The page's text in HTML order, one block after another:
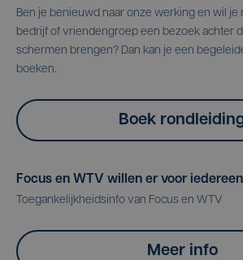
Ben je benieuwd naar onze werking en wil
bedrijf of vriendengroep een bezoek achter
schermen brengen? Dan kan je een
boeken.
Boek
Focus en WTV willen er voor
Toegankelijkheidsinfo van Focus en WTV
Meer info